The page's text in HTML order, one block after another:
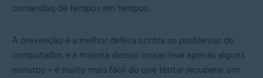
comandos, de tempos em tempos.
A prevenção é a melhor defesa contra os problemas do
computador, e a maioria dessas coisas leva apenas alguns
minutos – é muito mais fácil do que tentar recuperar um